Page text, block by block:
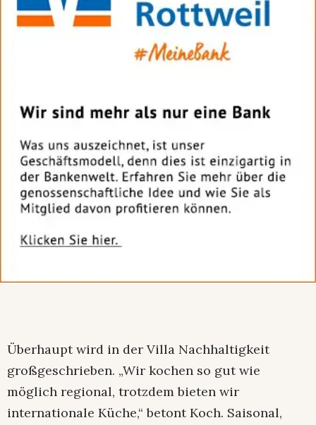
Überhaupt wird in der Villa Nachhaltigkeit
großgeschrieben. „Wir kochen so gut wie
möglich regional, trotzdem bieten wir
internationale Küche,“ betont Koch. Saisonal,